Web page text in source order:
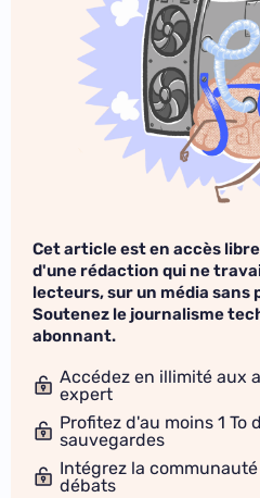
Cet article est en accès
d'une rédaction qui ne
lecteurs, sur un média sans
Soutenez le journalisme
abonnant.
Accédez en illimité aux
expert
Profitez d'au moins 1 To
sauvegardes
Intégrez la
débats